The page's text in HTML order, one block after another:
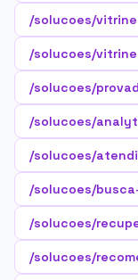
/solucoes/
/solucoes/
/solucoes/
/solucoes/
/solucoes/
/solucoes/
/solucoes/
/solucoes/